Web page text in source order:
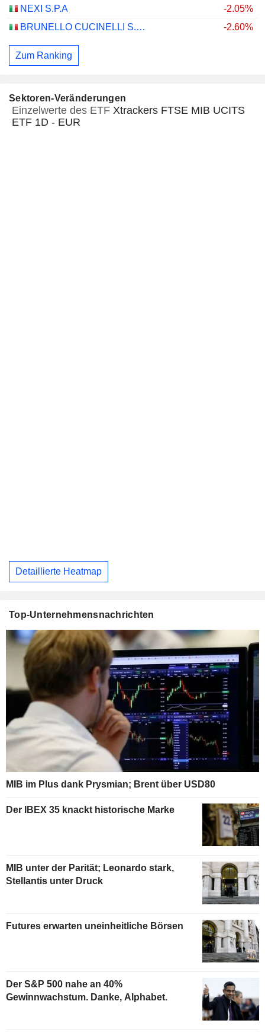
NEXI S.P.A
-2.05%
BRUNELLO CUCINELLI S.P.A.
-2.60%
Zum Ranking
Sektoren-Veränderungen
Einzelwerte des ETF Xtrackers FTSE MIB UCITS
ETF 1D - EUR
Detaillierte Heatmap
Top-Unternehmensnachrichten
MIB im Plus dank Prysmian; Brent über USD80
Der IBEX 35 knackt historische Marke
MIB unter der Parität; Leonardo stark,
Stellantis unter Druck
Futures erwarten uneinheitliche Börsen
Der S&P 500 nahe an 40%
Gewinnwachstum. Danke, Alphabet.